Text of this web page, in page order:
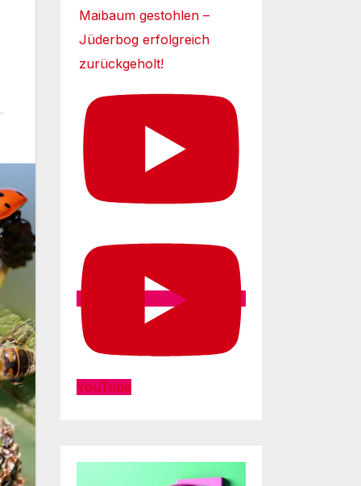
Maibaum gestohlen –
Jüderbog erfolgreich
zurückgeholt!
YouTube